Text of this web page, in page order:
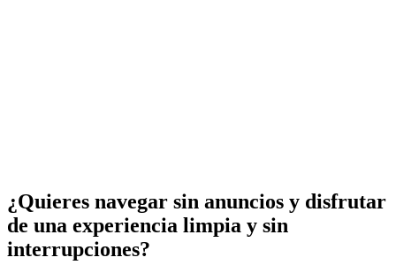
¿Quieres navegar sin anuncios y disfrutar
de una experiencia limpia y sin
interrupciones?